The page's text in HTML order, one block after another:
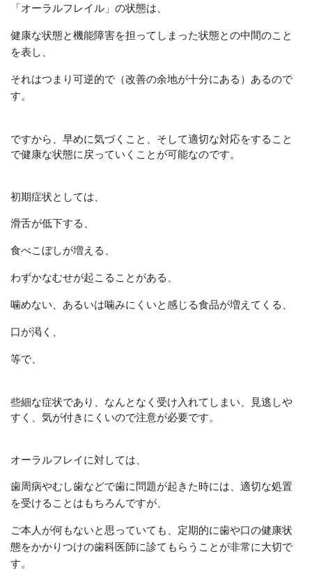
「オーラルフレイル」の状態は、
健康な状態と機能障害を担ってしまった状態との中間のこと
を表し、
それはつまり可逆的で（改善の余地が十分にある）あるので
す。
ですから、早めに気づくこと、そして適切な対応をすること
で健康な状態に戻っていくことが可能なのです。
初期症状としては
滑舌が低下する、
食べこぼしが増える、
わずかなむせが起こることがある、
噛めない、あるいは噛みにくいと感じる食品が増えてくる、
口が渇く、
等で、
些細な症状であり、なんとなく受け入れてしまい、見逃しや
すく、気が付きにくいので注意が必要です。
オーラルフレイに対しては、
歯周病やむし歯などで歯に問題が起きた時には、適切な処置
を受けることはもちろんですが、
ご本人が何もないと思っていても、定期的に歯や口の健康状
態をかかりつけの歯科医師に診てもらうことが非常に大切で
す。